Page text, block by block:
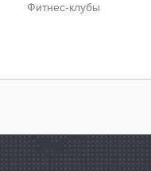
Фитнес-клубы